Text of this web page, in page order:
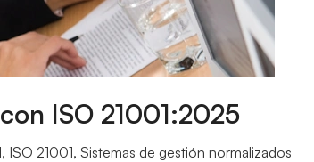
ISO 21001:2025
, ISO 21001, Sistemas de gestión normalizados